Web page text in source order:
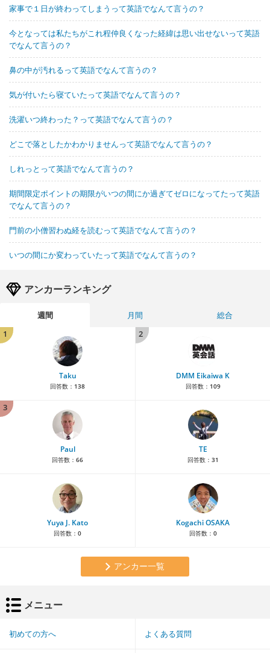
家事で１日が終わってしまうって英語でなんて言うの？
今となっては私たちがこれ程仲良くなった経緯は思い出せないって英語
でなんて言うの？
鼻の中が汚れるって英語でなんて言うの？
気が付いたら寝ていたって英語でなんて言うの？
洗濯いつ終わった？って英語でなんて言うの？
どこで落としたかわかりませんって英語でなんて言うの？
しれっとって英語でなんて言うの？
期間限定ポイントの期限がいつの間にか過ぎてゼロになってたって英語
でなんて言うの？
門前の小僧習わぬ経を読むって英語でなんて言うの？
いつの間にか変わっていたって英語でなんて言うの？
アンカーランキング
週間 月間
総合
1
Taku
回答数： 138
2
DMM Eikaiwa K
回答数： 109
3
Paul
回答数： 66
TE
回答数： 31
Yuya J. Kato
回答数： 0
Kogachi OSAKA
回答数： 0
アンカー一覧
メニュー
初めての方へ よくある質問